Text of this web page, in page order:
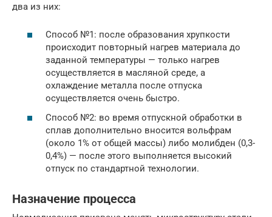
два из них:
Способ №1: после образования хрупкости
происходит повторный нагрев материала до
заданной температуры — только нагрев
осуществляется в масляной среде, а
охлаждение металла после отпуска
осуществляется очень быстро.
Способ №2: во время отпускной обработки в
сплав дополнительно вносится вольфрам
(около 1% от общей массы) либо молибден (0,3-
0,4%) — после этого выполняется высокий
отпуск по стандартной технологии.
Назначение процесса